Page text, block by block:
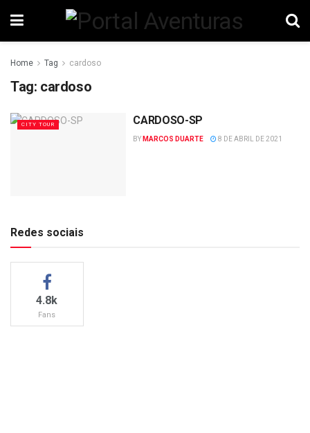
Home Tag cardoso
Tag: cardoso
CITY TOUR CARDOSO-SP
BY MARCOS DUARTE 8 DE ABRIL DE 2021
Redes sociais
4.8k
Fans